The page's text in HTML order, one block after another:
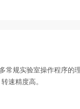
规实验室操作程序的
速精度高。